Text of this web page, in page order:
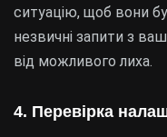
ситуацію, щоб вони
незвичні запити з
від можливого лиха.
4. Перевірка